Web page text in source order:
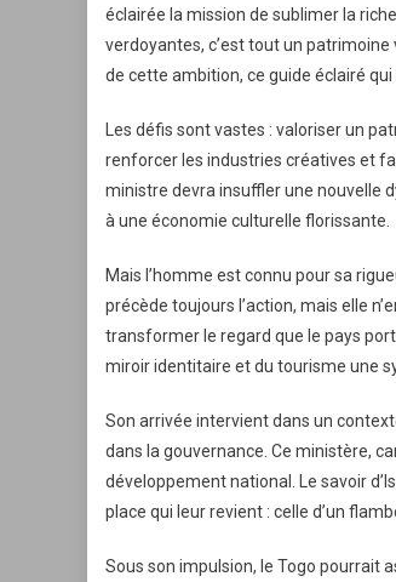
éclairée la mission de sublimer la
verdoyantes, c’est tout un
de cette ambition, ce guide éclairé
Les défis sont vastes : valoriser un
renforcer les industries créatives et
ministre devra insuffler une nouvelle
à une économie culturelle florissante.
Mais l’homme est connu pour sa
précède toujours l’action, mais elle
transformer le regard que le pays
miroir identitaire et du tourisme une
Son arrivée intervient dans un
dans la gouvernance. Ce ministère,
développement national. Le savoir
place qui leur revient : celle d’un
Sous son impulsion, le Togo pourrait